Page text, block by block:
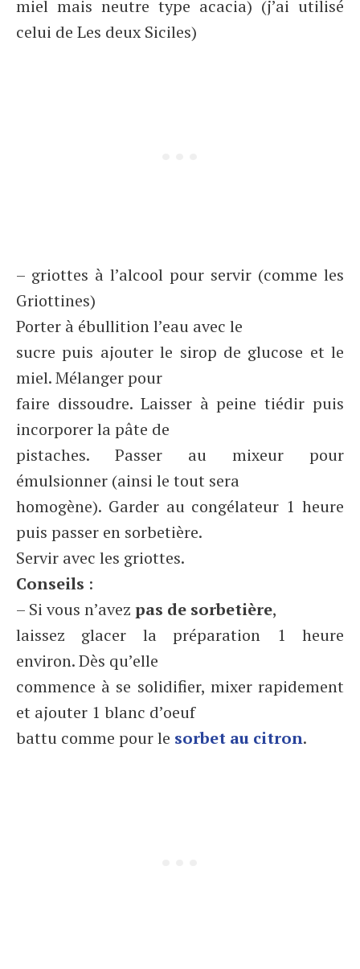
miel mais neutre type acacia) (j’ai utilisé
celui de Les deux Siciles)
– griottes à l’alcool pour servir (comme les
Griottines)
Porter à ébullition l’eau avec le
sucre puis ajouter le sirop de glucose et le
miel. Mélanger pour
faire dissoudre. Laisser à peine tiédir puis
incorporer la pâte de
pistaches. Passer au mixeur pour
émulsionner (ainsi le tout sera
homogène). Garder au congélateur 1 heure
puis passer en sorbetière.
Servir avec les griottes.
Conseils :
– Si vous n’avez pas de sorbetière,
laissez glacer la préparation 1 heure
environ. Dès qu’elle
commence à se solidifier, mixer rapidement
et ajouter 1 blanc d’oeuf
battu comme pour le sorbet au citron.